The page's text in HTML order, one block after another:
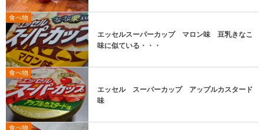
食べ物
エッセルスーパーカップ マロン味 豆乳きなこ
味に似ている・・・
食べ物
エッセル スーパーカップ アップルカスタード
味
食べ物